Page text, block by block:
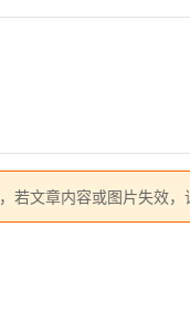
，若文章内容或图片失效，